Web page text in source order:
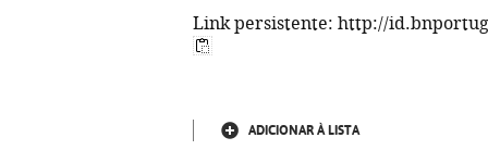
Link persistente: http://
ADICIONAR À LISTA